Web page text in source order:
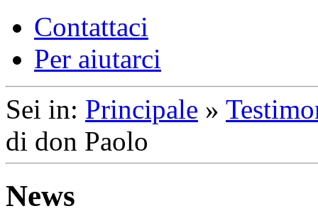
Contattaci
Per aiutarci
Sei in: Principale »
di don Paolo
News